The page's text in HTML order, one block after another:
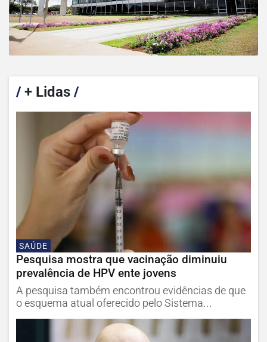
/+ Lidas /
SAÚDE
Pesquisa mostra que vacinação diminuiu
prevalência de HPV ente jovens
A pesquisa também encontrou evidências de que
o esquema atual oferecido pelo Sistema...